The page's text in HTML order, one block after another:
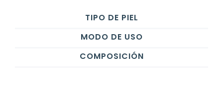
TIPO DE PIEL
MODO DE USO
COMPOSICIÓN